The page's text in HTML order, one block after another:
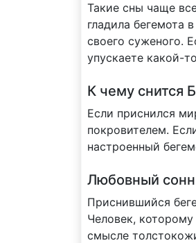
Такие сны чаще
гладила бегемота
своего суженого.
упускаете какой-
К чему снится
Если приснился
покровителем.
настроенный
Любовный
Приснившийся
Человек,
смысле